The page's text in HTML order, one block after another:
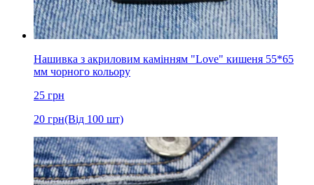
Нашивка з акриловим камінням "Love" кишеня 55*65
мм чорного кольору
25 грн
20 грн(Від 100 шт)